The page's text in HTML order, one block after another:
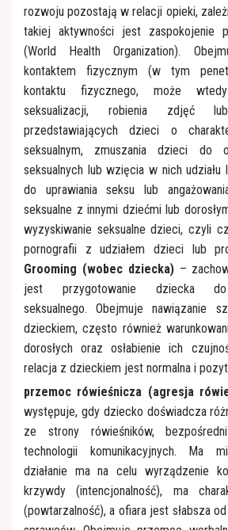
rozwoju pozostają w relacji opieki,
takiej aktywności jest zaspokojenie
(World Health Organization).
kontaktem fizycznym (w tym
kontaktu fizycznego, może
seksualizacji, robienia zdjęć
przedstawiających dzieci o
seksualnym, zmuszania dzieci do
seksualnych lub wzięcia w nich udziału
do uprawiania seksu lub
seksualne z innymi dziećmi lub
wyzyskiwanie seksualne dzieci, czyli
pornografii z udziałem dzieci lub
Grooming (wobec dziecka) –
jest przygotowanie dziecka do
seksualnego. Obejmuje nawiązanie
dzieckiem, często również
dorosłych oraz osłabienie ich
relacja z dzieckiem jest normalna i
przemoc rówieśnicza (agresja
występuje, gdy dziecko doświadcza
ze strony rówieśników,
technologii komunikacyjnych. Ma
działanie ma na celu wyrządzenie
krzywdy (intencjonalność), ma
(powtarzalność), a ofiara jest słabsza